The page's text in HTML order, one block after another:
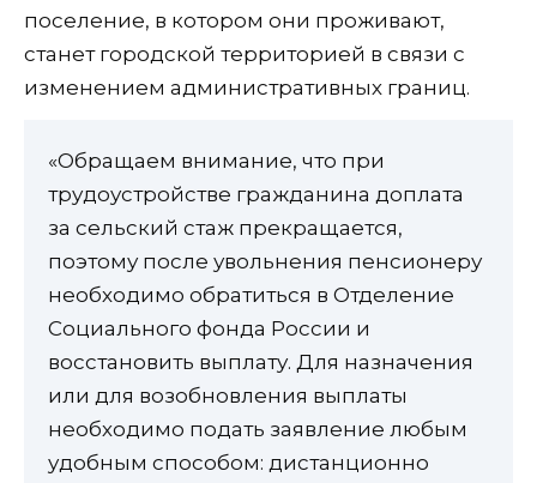
поселение, в котором они проживают,
станет городской территорией в связи с
изменением административных границ.
«Обращаем внимание, что при
трудоустройстве гражданина доплата
за сельский стаж прекращается,
поэтому после увольнения пенсионеру
необходимо обратиться в Отделение
Социального фонда России и
восстановить выплату. Для назначения
или для возобновления выплаты
необходимо подать заявление любым
удобным способом: дистанционно